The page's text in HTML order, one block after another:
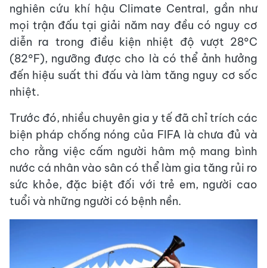
nghiên cứu khí hậu Climate Central, gần như
mọi trận đấu tại giải năm nay đều có nguy cơ
diễn ra trong điều kiện nhiệt độ vượt 28°C
(82°F), ngưỡng được cho là có thể ảnh hưởng
đến hiệu suất thi đấu và làm tăng nguy cơ sốc
nhiệt.
Trước đó, nhiều chuyên gia y tế đã chỉ trích các
biện pháp chống nóng của FIFA là chưa đủ và
cho rằng việc cấm người hâm mộ mang bình
nước cá nhân vào sân có thể làm gia tăng rủi ro
sức khỏe, đặc biệt đối với trẻ em, người cao
tuổi và những người có bệnh nền.